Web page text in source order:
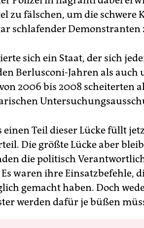
zu fälschen, um die
schlafender
sich ein Staat, der sich
Berlusconi-Jahren als
2006 bis 2008 scheiterten
einen Teil dieser Lücke füllt
Die größte Lücke aber
die politisch
waren ihre Einsatzbefehle,
gemacht haben. Doch
werden dafür je büßen